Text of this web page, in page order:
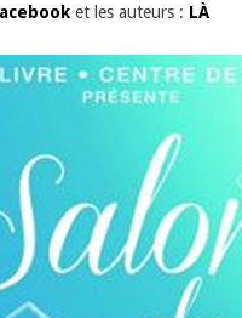
et les auteurs : LÀ